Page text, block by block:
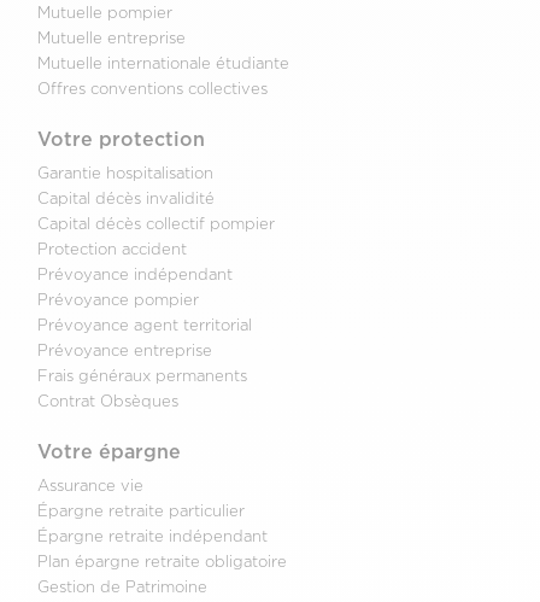
Mutuelle pompier
Mutuelle entreprise
Mutuelle internationale étudiante
Offres conventions collectives
Votre protection
Garantie hospitalisation
Capital décès invalidité
Capital décès collectif pompier
Protection accident
Prévoyance indépendant
Prévoyance pompier
Prévoyance agent territorial
Prévoyance entreprise
Frais généraux permanents
Contrat Obsèques
Votre épargne
Assurance vie
Épargne retraite particulier
Épargne retraite indépendant
Plan épargne retraite obligatoire
Gestion de Patrimoine